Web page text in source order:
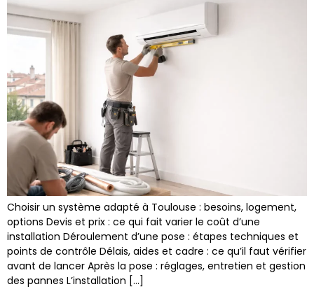
Choisir un système adapté à Toulouse : besoins, logement,
options Devis et prix : ce qui fait varier le coût d’une
installation Déroulement d’une pose : étapes techniques et
points de contrôle Délais, aides et cadre : ce qu’il faut vérifier
avant de lancer Après la pose : réglages, entretien et gestion
des pannes L’installation […]